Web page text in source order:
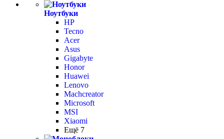
Ноутбуки
HP
Tecno
Acer
Asus
Gigabyte
Honor
Huawei
Lenovo
Machcreator
Microsoft
MSI
Xiaomi
Ещё 7